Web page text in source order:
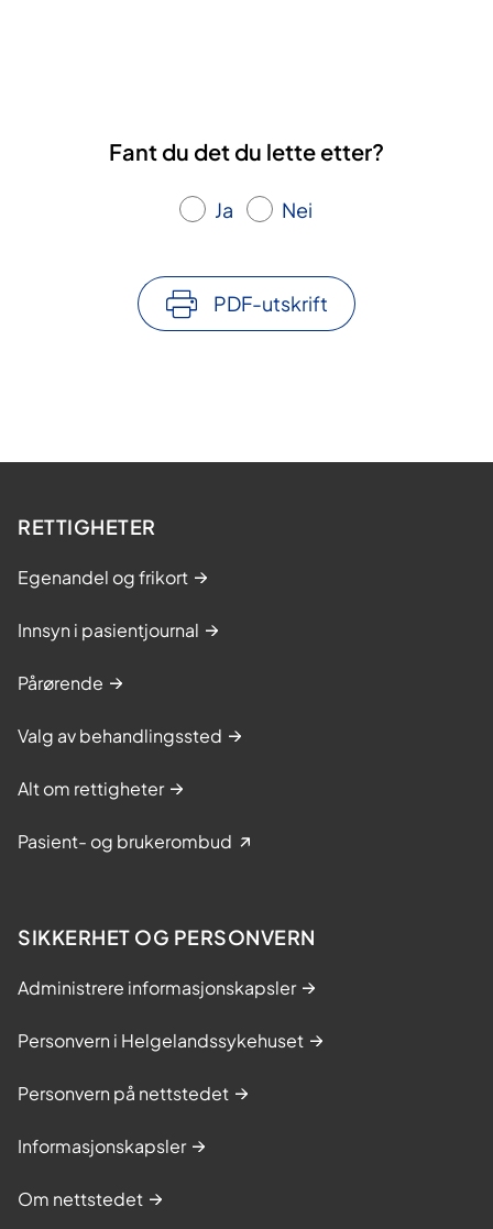
Fant du det du lette etter?
Ja Nei
PDF-utskrift
RETTIGHETER
Egenandel og frikort
Innsyn i pasientjournal
Pårørende
Valg av behandlingssted
Alt om rettigheter
Pasient- og brukerombud
SIKKERHET OG PERSONVERN
Administrere informasjonskapsler
Personvern i Helgelandssykehuset
Personvern på nettstedet
Informasjonskapsler
Om nettstedet